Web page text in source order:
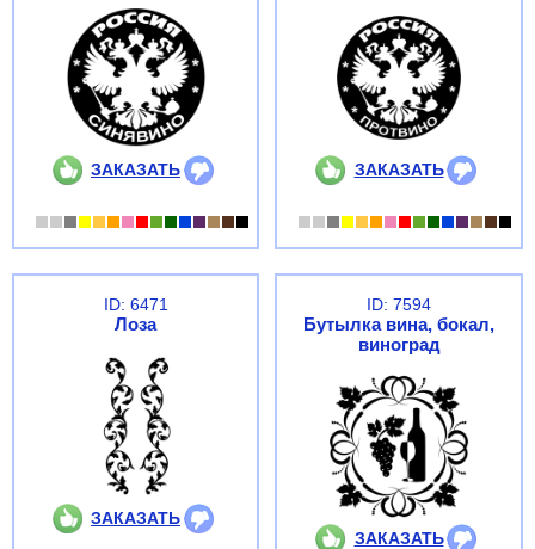
ЗАКАЗАТЬ ЗАКАЗАТЬ
ID: 6471
Лоза
ЗАКАЗАТЬ
ID: 7594
Бутылка вина, бокал,
виноград
ЗАКАЗАТЬ